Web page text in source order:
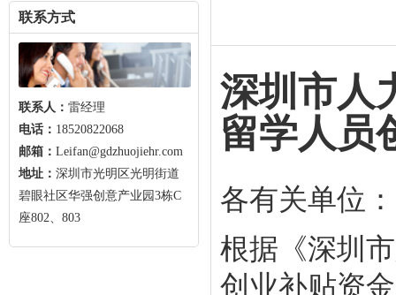
联系方式
联系人： 雷经理
电话： 18520822068
邮箱： Leifan@gdzhuojiehr.com
地址： 深圳市光明区光明街道
碧眼社区华强创意产业园3栋C
座802、803
深圳市人
留学人员
各有关单位：
根据《深圳
创业补贴资